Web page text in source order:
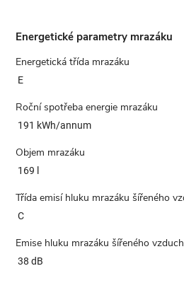
Energetické parametry mrazáku
Energetická třída mrazáku
E
Roční spotřeba energie mrazáku
191 kWh/annum
Objem mrazáku
169 l
Třída emisí hluku mrazáku šířeného
C
Emise hluku mrazáku šířeného
38 dB